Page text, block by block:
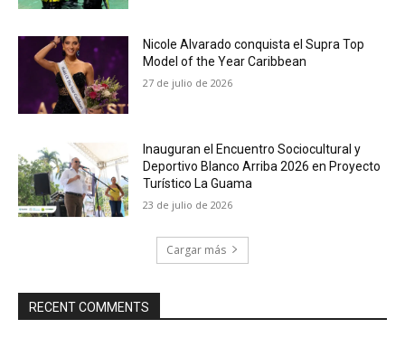
Nicole Alvarado conquista el Supra Top
Model of the Year Caribbean
27 de julio de 2026
Inauguran el Encuentro Sociocultural y
Deportivo Blanco Arriba 2026 en Proyecto
Turístico La Guama
23 de julio de 2026
Cargar más
RECENT COMMENTS